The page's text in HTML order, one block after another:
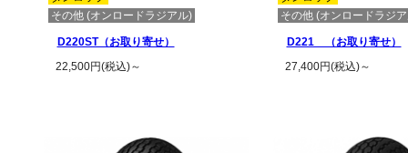
その他 (オンロードラジアル)
D220ST（お取り寄せ）
22,500円(税込)～
その他 (オンロードラジ
D221 （お取り寄せ）
27,400円(税込)～